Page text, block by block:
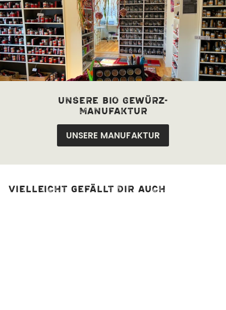
unsere bio Gewürz-
manufaktur
UNSERE MANUFAKTUR
Vielleicht gefällt dir auch